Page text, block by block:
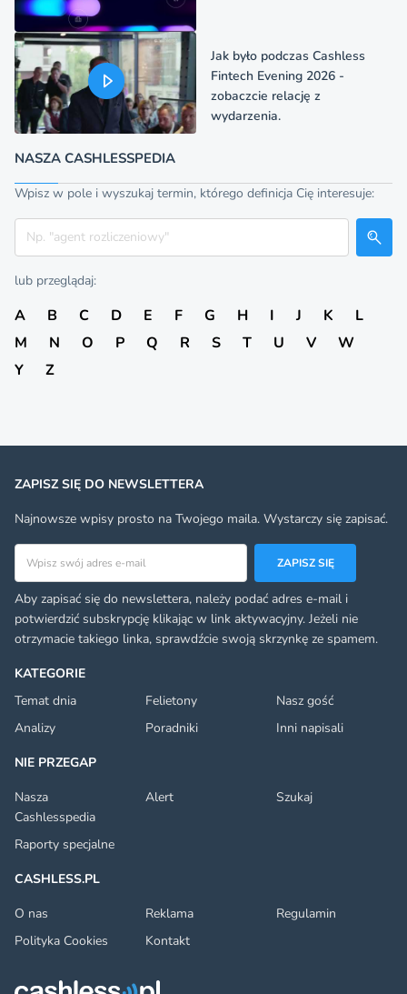
Jak było podczas Cashless
Fintech Evening 2026 -
zobaczcie relację z
wydarzenia.
NASZA CASHLESSPEDIA
Wpisz w pole i wyszukaj termin, którego definicja Cię interesuje:
Szukaj
lub przeglądaj:
A B C D E F G H I J K
L
M
N O P Q R S T U V
W
Y
Z
KATEGORIE
Temat dnia
Felietony
Nasz gość
Analizy
Poradniki
Inni napisali
NIE PRZEGAP
Nasza
Cashlesspedia
Alert Szukaj
Raporty specjalne
CASHLESS.PL
O nas
Reklama
Regulamin
Polityka Cookies
Kontakt
ZAPISZ SIĘ DO NEWSLETTERA
Najnowsze wpisy prosto na Twojego maila. Wystarczy się zapisać.
Adres email
ZAPISZ SIĘ
Aby zapisać się do newslettera, należy podać adres e-mail i
potwierdzić subskrypcję klikając w link aktywacyjny. Jeżeli nie
otrzymacie takiego linka, sprawdźcie swoją skrzynkę ze spamem.